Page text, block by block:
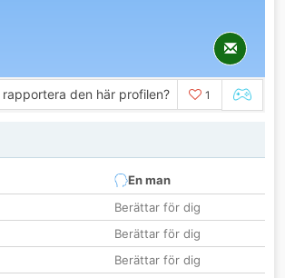
rapportera den här profilen? 1
En man
Berättar för dig
Berättar för dig
Berättar för dig